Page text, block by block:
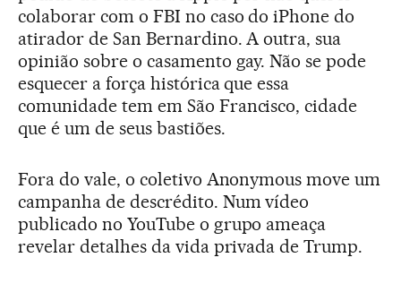
colaborar com o FBI no caso do iPhone do
atirador de San Bernardino. A outra, sua
opinião sobre o casamento gay. Não se pode
esquecer a força histórica que essa
comunidade tem em São Francisco, cidade
que é um de seus bastiões.
Fora do vale, o coletivo Anonymous move um
campanha de descrédito. Num vídeo
publicado no YouTube o grupo ameaça
revelar detalhes da vida privada de Trump.